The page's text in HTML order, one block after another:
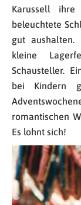
Karussell
beleuchtete
gut
kleine
Schausteller.
bei Kindern
romantischen
Es lohnt sich!